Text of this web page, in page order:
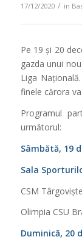
17/12/2020 / in
Pe 19 și 20
gazda unui
Liga
finele cărora
Programul
următorul:
Sâmbătă, 19
Sala
CSM
Olimpia CSU
Duminică, 20